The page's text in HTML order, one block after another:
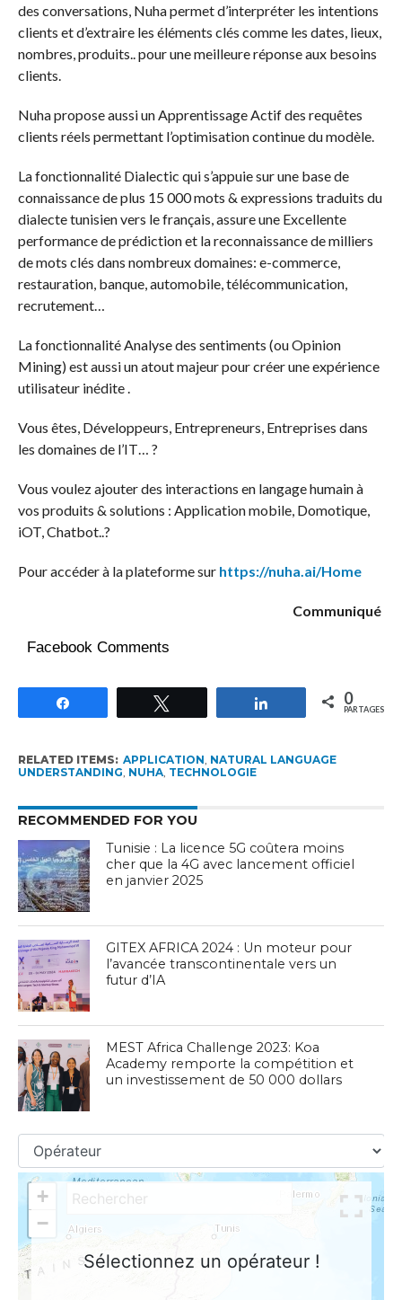
des conversations, Nuha permet d’interpréter les intentions
clients et d’extraire les éléments clés comme les dates, lieux,
nombres, produits.. pour une meilleure réponse aux besoins
clients.
Nuha propose aussi un Apprentissage Actif des requêtes
clients réels permettant l’optimisation continue du modèle.
La fonctionnalité Dialectic qui s’appuie sur une base de
connaissance de plus 15 000 mots & expressions traduits du
dialecte tunisien vers le français, assure une Excellente
performance de prédiction et la reconnaissance de milliers
de mots clés dans nombreux domaines: e-commerce,
restauration, banque, automobile, télécommunication,
recrutement…
La fonctionnalité Analyse des sentiments (ou Opinion
Mining) est aussi un atout majeur pour créer une expérience
utilisateur inédite .
Vous êtes, Développeurs, Entrepreneurs, Entreprises dans
les domaines de l’IT… ?
Vous voulez ajouter des interactions en langage humain à
vos produits & solutions : Application mobile, Domotique,
iOT, Chatbot..?
Pour accéder à la plateforme sur https://nuha.ai/Home
Communiqué
Facebook Comments
Partagez 0
PARTAGES
RELATED ITEMS: APPLICATION NATURAL LANGUAGE
UNDERSTANDING NUHA, TECHNOLOGIE
RECOMMENDED FOR YOU
Tunisie : La licence 5G coûtera moins
cher que la 4G avec lancement officiel
en janvier 2025
GITEX AFRICA 2024 : Un moteur pour
l’avancée transcontinentale vers un
futur d’IA
MEST Africa Challenge 2023: Koa
Academy remporte la compétition et
un investissement de 50 000 dollars